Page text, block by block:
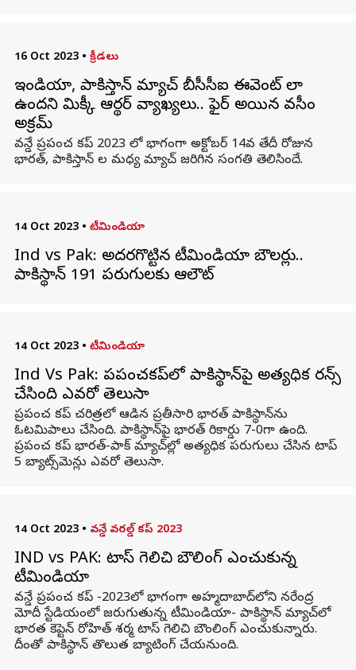
16 Oct 2023 • క్రీడలు
ఇండియా, పాకిస్తాన్ మ్యాచ్ బీసీసీఐ ఈవెంట్ లా
ఉందని మిక్కీ ఆర్థర్ వ్యాఖ్యలు.. ఫైర్ అయిన వసీం
అక్రమ్
వన్డే ప్రపంచ కప్ 2023 లో భాగంగా అక్టోబర్ 14వ తేదీ రోజున
భారత్, పాకిస్తాన్ ల మధ్య మ్యాచ్ జరిగిన సంగతి తెలిసిందే.
14 Oct 2023 • టీమిండియా
Ind vs Pak: అదరగొట్టిన టీమిండియా బౌలర్లు..
పాకిస్థాన్ 191 పరుగులకు ఆలౌట్
14 Oct 2023 • టీమిండియా
Ind Vs Pak: ప్రపంచకప్‌లో పాకిస్థాన్‌పై అత్యధిక రన్స్
చేసింది ఎవరో తెలుసా
ప్రపంచ కప్ చరిత్రలో ఆడిన ప్రతీసారి భారత్ పాకిస్థాన్‌ను
ఓటమిపాలు చేసింది. పాకిస్థాన్‌పై భారత్ రికార్డు 7-0గా ఉంది.
ప్రపంచ కప్ భారత్-పాక్ మ్యాచ్‌ల్లో అత్యధిక పరుగులు చేసిన టాప్
5 బ్యాట్స్‌మెన్లు ఎవరో తెలుసా.
14 Oct 2023 • వన్డే వరల్డ్ కప్ 2023
IND vs PAK: టాస్ గెలిచి బౌలింగ్ ఎంచుకున్న
టీమిండియా
వన్డే ప్రపంచ కప్ -2023లో భాగంగా అహ్మదాబాద్‌లోని నరేంద్ర
మోదీ స్టేడియంలో జరుగుతున్న టీమిండియా- పాకిస్థాన్ మ్యాచ్‌లో
భారత కెప్టెన్ రోహిత్ శర్మ టాస్ గెలిచి బౌంలింగ్ ఎంచుకున్నారు.
దీంతో పాకిస్థాన్ తొలుత బ్యాటింగ్ చేయనుంది.